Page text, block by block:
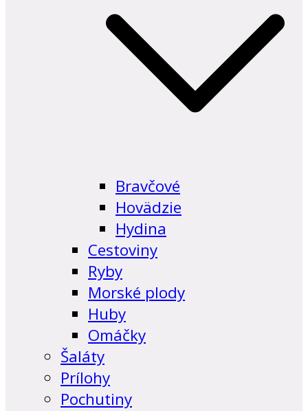
Bravčové
Hovädzie
Hydina
Cestoviny
Ryby
Morské plody
Huby
Omáčky
Šaláty
Prílohy
Pochutiny